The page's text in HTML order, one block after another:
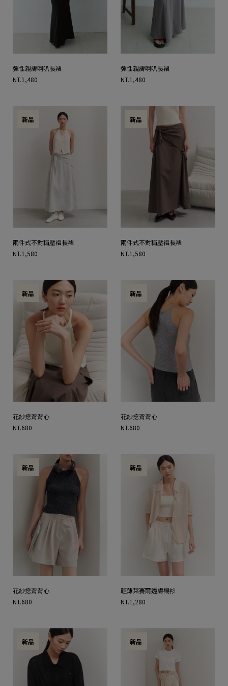
彈性親膚喇叭長裙
NT.1,480
彈性親膚喇叭長裙
NT.1,480
新品
兩件式不對稱壓褶長裙
NT.1,580
新品
兩件式不對稱壓褶長裙
NT.1,580
新品
花紗挖背背心
NT.680
新品
花紗挖背背心
NT.680
新品
花紗挖背背心
NT.680
新品
輕薄萊賽爾透膚襯衫
NT.1,280
新品 新品